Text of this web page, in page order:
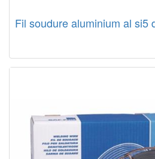
Fil soudure aluminium al si5